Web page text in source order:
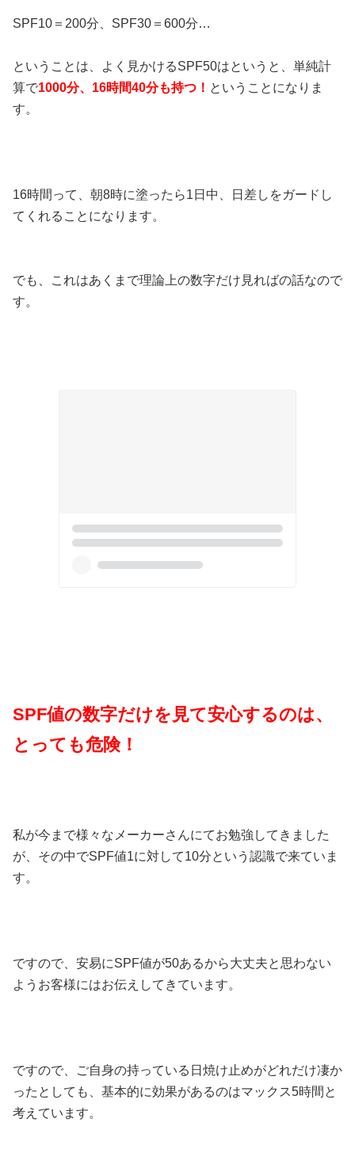
SPF10＝200分、SPF30＝600分…
ということは、よく見かけるSPF50はというと、単純計
算で1000分、16時間40分も持つ！ ということになりま
す。
16時間って、朝8時に塗ったら1日中、日差しをガードし
てくれることになります。
でも、これはあくまで理論上の数字だけ見ればの話なので
す。
SPF値の数字だけを見て安心するのは、
とっても危険！
私が今まで様々なメーカーさんにてお勉強してきました
が、その中でSPF値1に対して10分という認識で来ていま
す。
ですので、安易にSPF値が50あるから大丈夫と思わない
ようお客様にはお伝えしてきています。
ですので、ご自身の持っている日焼け止めがどれだけ凄か
ったとしても、基本的に効果があるのはマックス5時間と
考えています。